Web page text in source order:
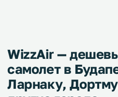
WizzAir —
самолет в
Ларнаку,